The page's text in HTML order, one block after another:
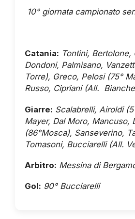
10° giornata campionato
Catania: Tontini, Bertolone,
Dondoni, Palmisano,
Torre), Greco, Pelosi (75°
Russo, Cipriani (All.
Giarre: Scalabrelli, Airoldi
Mayer, Dal Moro, Mancuso,
(86°Mosca), Sanseverino,
Tomasoni, Bucciarelli (All.
Arbitro: Messina di
Gol: 90° Bucciarelli